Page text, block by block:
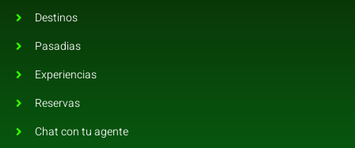
Destinos
Pasadias
Experiencias
Reservas
Chat con tu agente